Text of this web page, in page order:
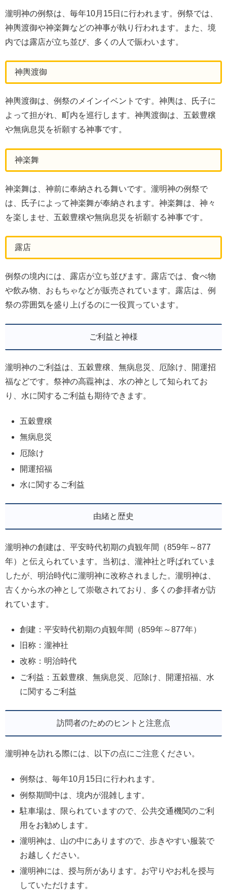
瀧明神の例祭は、毎年10月15日に行われます。例祭では、
神輿渡御や神楽舞などの神事が執り行われます。また、境
内では露店が立ち並び、多くの人で賑わいます。
神輿渡御
神輿渡御は、例祭のメインイベントです。神輿は、氏子に
よって担がれ、町内を巡行します。神輿渡御は、五穀豊穣
や無病息災を祈願する神事です。
神楽舞
神楽舞は、神前に奉納される舞いです。瀧明神の例祭で
は、氏子によって神楽舞が奉納されます。神楽舞は、神々
を楽しませ、五穀豊穣や無病息災を祈願する神事です。
露店
例祭の境内には、露店が立ち並びます。露店では、食べ物
や飲み物、おもちゃなどが販売されています。露店は、例
祭の雰囲気を盛り上げるのに一役買っています。
ご利益と神様
瀧明神のご利益は、五穀豊穣、無病息災、厄除け、開運招
福などです。祭神の高龗神は、水の神として知られてお
り、水に関するご利益も期待できます。
五穀豊穣
無病息災
厄除け
開運招福
水に関するご利益
由緒と歴史
瀧明神の創建は、平安時代初期の貞観年間（859年～877
年）と伝えられています。当初は、瀧神社と呼ばれていま
したが、明治時代に瀧明神に改称されました。瀧明神は、
古くから水の神として崇敬されており、多くの参拝者が訪
れています。
創建：平安時代初期の貞観年間（859年～877年）
旧称：瀧神社
改称：明治時代
ご利益：五穀豊穣、無病息災、厄除け、開運招福、水
に関するご利益
訪問者のためのヒントと注意点
瀧明神を訪れる際には、以下の点にご注意ください。
例祭は、毎年10月15日に行われます。
例祭期間中は、境内が混雑します。
駐車場は、限られていますので、公共交通機関のご利
用をお勧めします。
瀧明神は、山の中にありますので、歩きやすい服装で
お越しください。
瀧明神には、授与所があります。お守りやお札を授与
していただけます。